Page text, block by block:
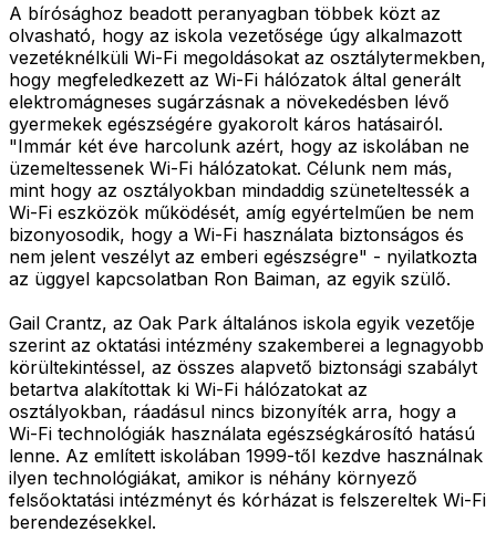
A bírósághoz beadott peranyagban többek közt az
olvasható, hogy az iskola vezetősége úgy alkalmazott
vezetéknélküli Wi-Fi megoldásokat az osztálytermekben,
hogy megfeledkezett az Wi-Fi hálózatok által generált
elektromágneses sugárzásnak a növekedésben lévő
gyermekek egészségére gyakorolt káros hatásairól.
"Immár két éve harcolunk azért, hogy az iskolában ne
üzemeltessenek Wi-Fi hálózatokat. Célunk nem más,
mint hogy az osztályokban mindaddig szüneteltessék a
Wi-Fi eszközök működését, amíg egyértelműen be nem
bizonyosodik, hogy a Wi-Fi használata biztonságos és
nem jelent veszélyt az emberi egészségre" - nyilatkozta
az üggyel kapcsolatban Ron Baiman, az egyik szülő.
Gail Crantz, az Oak Park általános iskola egyik vezetője
szerint az oktatási intézmény szakemberei a legnagyobb
körültekintéssel, az összes alapvető biztonsági szabályt
betartva alakítottak ki Wi-Fi hálózatokat az
osztályokban, ráadásul nincs bizonyíték arra, hogy a
Wi-Fi technológiák használata egészségkárosító hatású
lenne. Az említett iskolában 1999-től kezdve használnak
ilyen technológiákat, amikor is néhány környező
felsőoktatási intézményt és kórházat is felszereltek Wi-Fi
berendezésekkel.